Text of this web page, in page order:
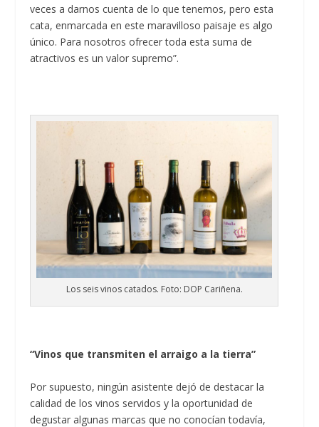
veces a darnos cuenta de lo que tenemos, pero esta
cata, enmarcada en este maravilloso paisaje es algo
único. Para nosotros ofrecer toda esta suma de
atractivos es un valor supremo”.
Los seis vinos catados. Foto: DOP Cariñena.
“Vinos que transmiten el arraigo a la tierra”
Por supuesto, ningún asistente dejó de destacar la
calidad de los vinos servidos y la oportunidad de
degustar algunas marcas que no conocían todavía,